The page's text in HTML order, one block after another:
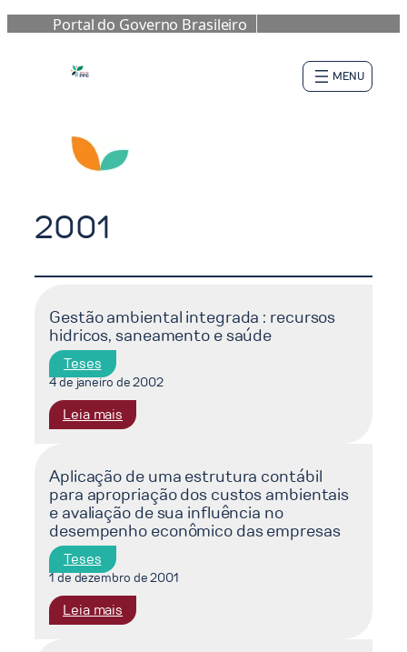
Portal do Governo Brasileiro
2001
Gestão ambiental integrada : recursos
hidricos, saneamento e saúde
Teses
4 de janeiro de 2002
Leia mais
Gestão
integrada
:
recursos
hidricos,
e
saúde
Aplicação de uma estrutura contábil
para apropriação dos custos ambientais
e avaliação de sua influência no
desempenho econômico das empresas
Teses
1 de dezembro de 2001
Leia mais
Aplicação